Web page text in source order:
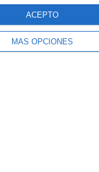
MÁS OPCIONES
ACEPTO